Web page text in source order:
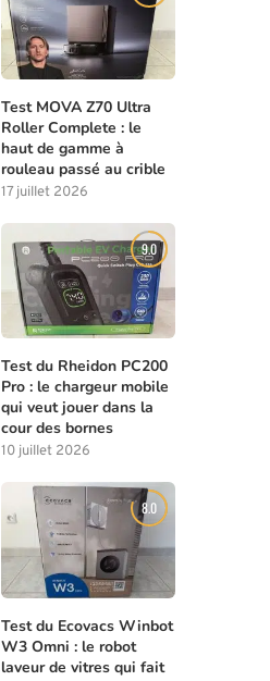
Test MOVA Z70 Ultra
Roller Complete : le
haut de gamme à
rouleau passé au crible
17 juillet 2026
9.0
Test du Rheidon PC200
Pro : le chargeur mobile
qui veut jouer dans la
cour des bornes
10 juillet 2026
8.0
Test du Ecovacs Winbot
W3 Omni : le robot
laveur de vitres qui fait